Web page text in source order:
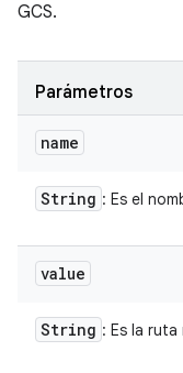
GCS.
Parámetros
name
String : Es el
value
String : Es la